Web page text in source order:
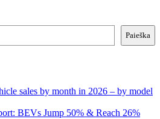
Paieška
sales by month in 2026 – by model
BEVs Jump 50% & Reach 26%